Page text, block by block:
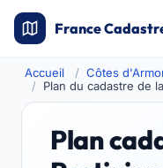
France
Accueil
Côtes
Plan du cadastre de
Plan